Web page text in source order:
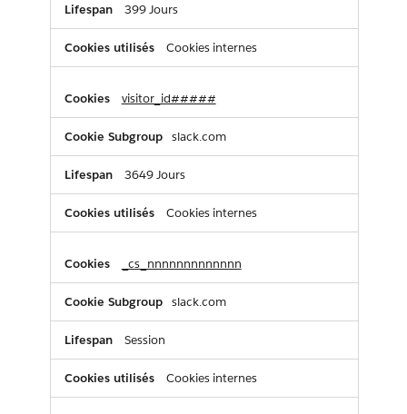
399 Jours
Cookies internes
visitor_id#####
slack.com
3649 Jours
Cookies internes
_cs_nnnnnnnnnnnnn
slack.com
Session
Cookies internes